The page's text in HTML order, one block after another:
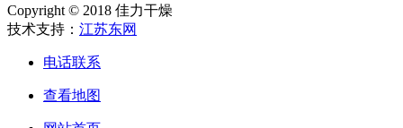
Copyright © 2018 佳力干燥
技术支持： 江苏东网
电话联系
查看地图